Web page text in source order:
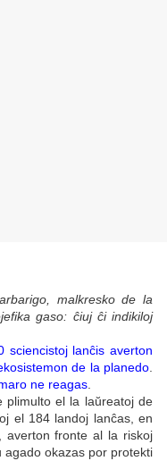
malkresko de la
gaso: ĉiuj ĉi indikiloj
sciencistoj lanĉis averton
de la planedo
ne reagas
plimulto el la laŭreatoj de
el 184 landoj lanĉas, en
averton fronte al la riskoj
agado okazas por protekti